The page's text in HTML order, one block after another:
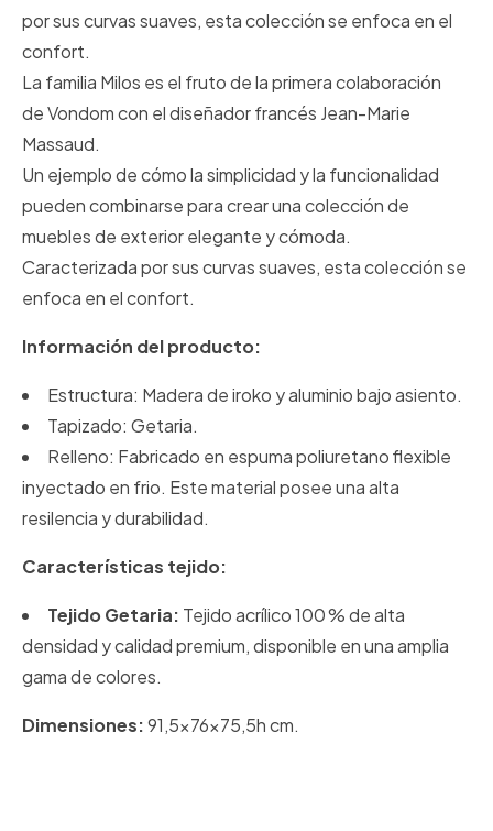
por sus curvas suaves, esta colección se enfoca en el
confort.
La familia Milos es el fruto de la primera colaboración
de Vondom con el diseñador francés Jean-Marie
Massaud.
Un ejemplo de cómo la simplicidad y la funcionalidad
pueden combinarse para crear una colección de
muebles de exterior elegante y cómoda.
Caracterizada por sus curvas suaves, esta colección se
enfoca en el confort.
Información del producto:
Estructura: Madera de iroko y aluminio bajo asiento.
Tapizado: Getaria.
Relleno: Fabricado en espuma poliuretano flexible
inyectado en frio. Este material posee una alta
resilencia y durabilidad.
Características tejido:
Tejido Getaria: Tejido acrílico 100 % de alta
densidad y calidad premium, disponible en una amplia
gama de colores.
Dimensiones:91,5x76x75,5h cm.